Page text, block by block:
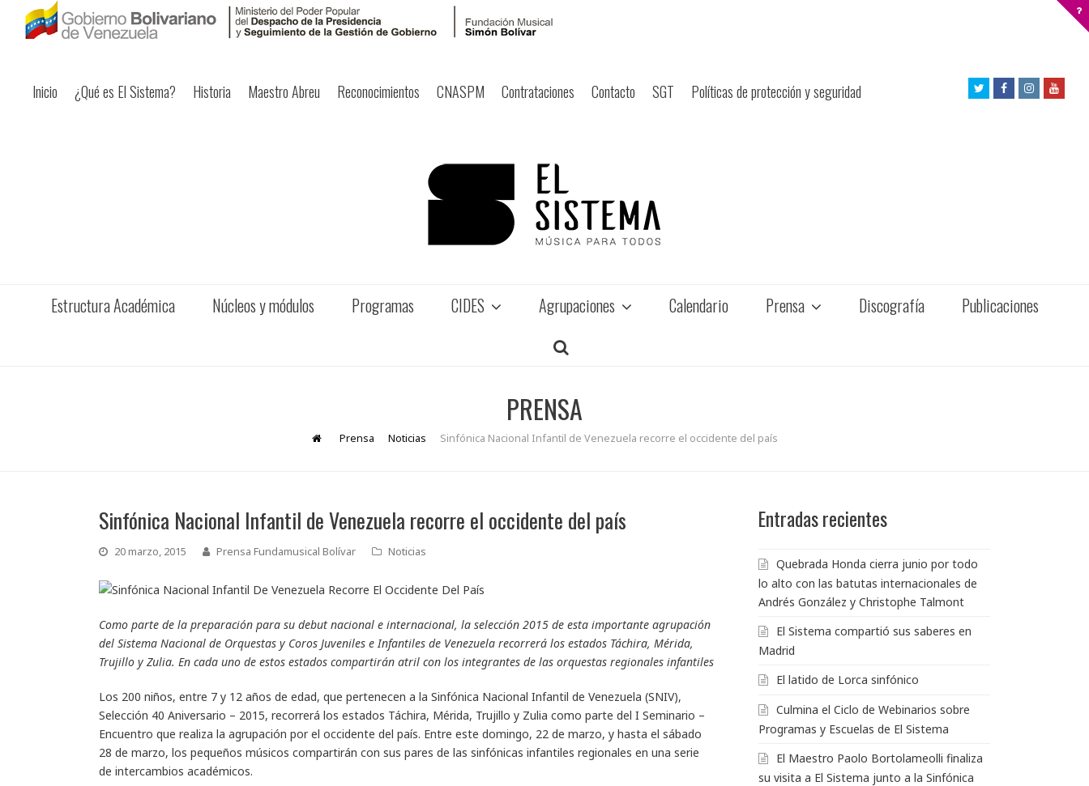
Inicio ¿Qué es El Sistema? Historia Maestro Abreu Reconocimientos CNASPM Contrataciones Contacto SGT Políticas de protección y seguridad
TwitterFacebookInstagram
Estructura Académica Núcleos y módulos Programas CIDES Agrupaciones Calendario Prensa Discografía Publicaciones
PRENSA
Prensa Noticias Sinfónica Nacional Infantil de Venezuela recorre el occidente del país
Sinfónica Nacional Infantil de Venezuela recorre el occidente del país
20 marzo, 2015 Prensa Fundamusical Bolívar Noticias
Como parte de la preparación para su debut nacional e internacional, la selección 2015 de esta importante agrupación
del Sistema Nacional de Orquestas y Coros Juveniles e Infantiles de Venezuela recorrerá los estados Táchira, Mérida,
Trujillo y Zulia. En cada uno de estos estados compartirán atril con los integrantes de las orquestas regionales infantiles
Los 200 niños, entre 7 y 12 años de edad, que pertenecen a la Sinfónica Nacional Infantil de Venezuela (SNIV),
Selección 40 Aniversario – 2015, recorrerá los estados Táchira, Mérida, Trujillo y Zulia como parte del I Seminario –
Encuentro que realiza la agrupación por el occidente del país. Entre este domingo, 22 de marzo, y hasta el sábado
28 de marzo, los pequeños músicos compartirán con sus pares de las sinfónicas infantiles regionales en una serie
de intercambios académicos.
Entradas recientes
Quebrada Honda cierra junio por todo
lo alto con las batutas internacionales de
Andrés González y Christophe Talmont
El Sistema compartió sus saberes en
Madrid
El latido de Lorca sinfónico
Culmina el Ciclo de Webinarios sobre
Programas y Escuelas de El Sistema
El Maestro Paolo Bortolameolli finaliza
su visita a El Sistema junto a la Sinfónica